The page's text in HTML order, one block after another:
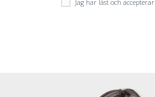
Jag har läst och accepterar